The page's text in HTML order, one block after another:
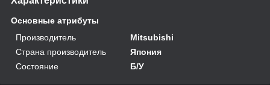
Основные атрибуты
Производитель
Mitsubishi
Страна производитель
Япония
Состояние
Б/У